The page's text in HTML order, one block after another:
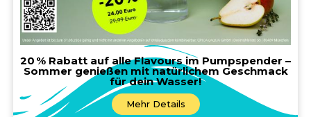
20 % Rabatt auf alle Flavours im Pumpspender –
Sommer genießen mit natürlichem Geschmack
für dein Wasser!
Mehr Details